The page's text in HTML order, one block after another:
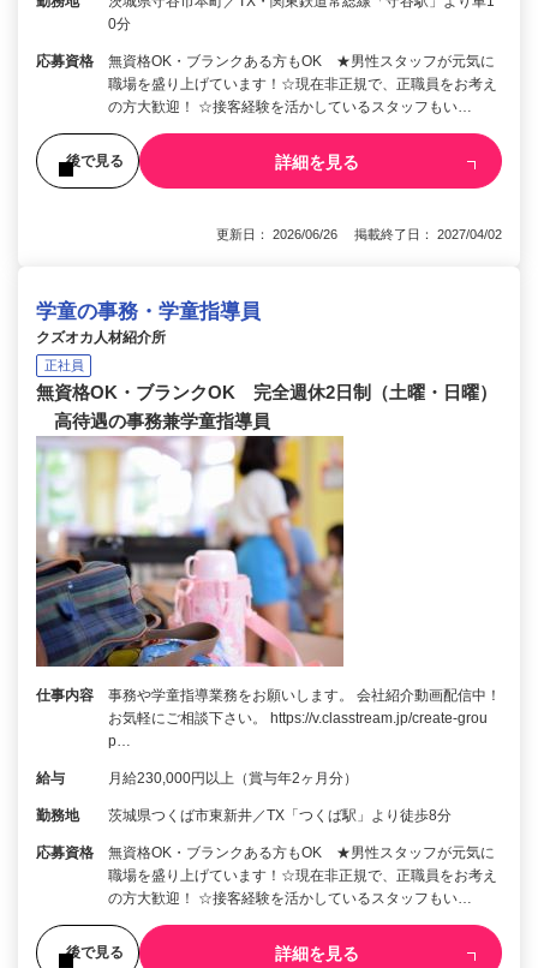
0分
応募資格
無資格OK・ブランクある方もOK ★男性スタッフが元気に
職場を盛り上げています！☆現在非正規で、正職員をお考え
の方大歓迎！ ☆接客経験を活かしているスタッフもい…
後で見る 詳細を見る
更新日： 2026/06/26 掲載終了日： 2027/04/02
学童の事務・学童指導員
クズオカ人材紹介所
正社員
無資格OK・ブランクOK 完全週休2日制（土曜・日曜）
高待遇の事務兼学童指導員
仕事内容
事務や学童指導業務をお願いします。 会社紹介動画配信中！
お気軽にご相談下さい。 https://v.classtream.jp/create-grou
p…
給与 月給230,000円以上（賞与年2ヶ月分）
勤務地 茨城県つくば市東新井／TX「つくば駅」より徒歩8分
応募資格
無資格OK・ブランクある方もOK ★男性スタッフが元気に
職場を盛り上げています！☆現在非正規で、正職員をお考え
の方大歓迎！ ☆接客経験を活かしているスタッフもい…
後で見る 詳細を見る